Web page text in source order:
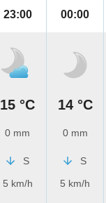
23:00
15 °C
0 mm
S
5 km/h
00:00
14 °C
0 mm
S
5 km/h